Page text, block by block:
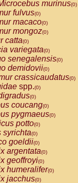
(0)
(0)
caraya(0)
fusca(0)
spp.(0)
(0)
(0)
(0)
(0)
lagothricha
lagothricha cana
calvus
cupreus
donacophilus
moloch
torquatus
spp.(0)
satanas(0)
monachus
murinus(0)
fulvus(0)
macaco(0)
mongoz(0)
catta(0)
variegata(0)
senegalensis(0)
demidovii(0)
crassicaudatus(0)
spp.(0)
(0)
coucang(0)
pygmaeus(0)
potto(0)
syrichta(0)
goeldii(0)
argentata(0)
geoffroyi(0)
humeralifer(0)
jacchus(0)